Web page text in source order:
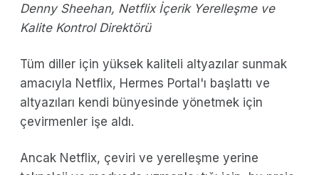
Denny Sheehan, Netflix İçerik Yerelleşme ve
Kalite Kontrol Direktörü
Tüm diller için yüksek kaliteli altyazılar sunmak
amacıyla Netflix, Hermes Portal'ı başlattı ve
altyazıları kendi bünyesinde yönetmek için
çevirmenler işe aldı.
Ancak Netflix, çeviri ve yerelleşme yerine